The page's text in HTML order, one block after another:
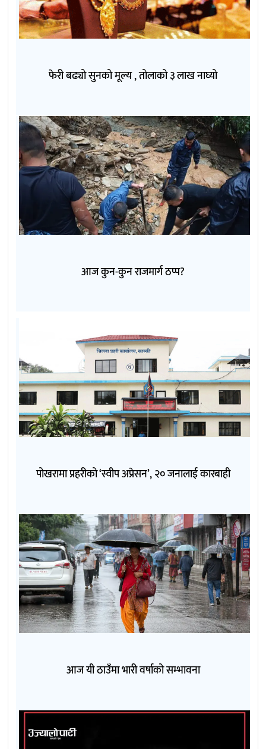
फेरी बढ्यो सुनको मूल्य , तोलाको ३ लाख नाघ्यो
आज कुन-कुन राजमार्ग ठप्प?
पोखरामा प्रहरीको ‘स्वीप अप्रेसन’, २० जनालाई कारबाही
आज यी ठाउँमा भारी वर्षाको सम्भावना